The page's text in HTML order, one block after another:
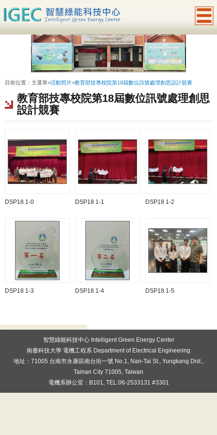
目前位置： 主選單>活動照片>教育部技專校院第18屆數位訊號處理創思設計競賽
教育部技專校院第18屆數位訊號處理創思
設計競賽
DSP18 1-0 DSP18 1-1 DSP18 1-2
DSP18 1-3 DSP18 1-4 DSP18 1-5
:::
智慧綠能科技中心 Intelligent Green Energy Center
南臺科技大學 電機工程系 Department of Electrical Engineering
地址：71005 台南市永康區南台街一號 No.1, Nan-Tai St., Yungkang Dist.,
Tainan City 71005, Taiwan
電機系辦公室：B101, TEL:06-2533131 #3301